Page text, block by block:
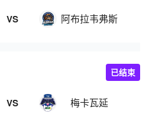
VS 阿布拉韦弗斯
VS 梅卡瓦延
已结束